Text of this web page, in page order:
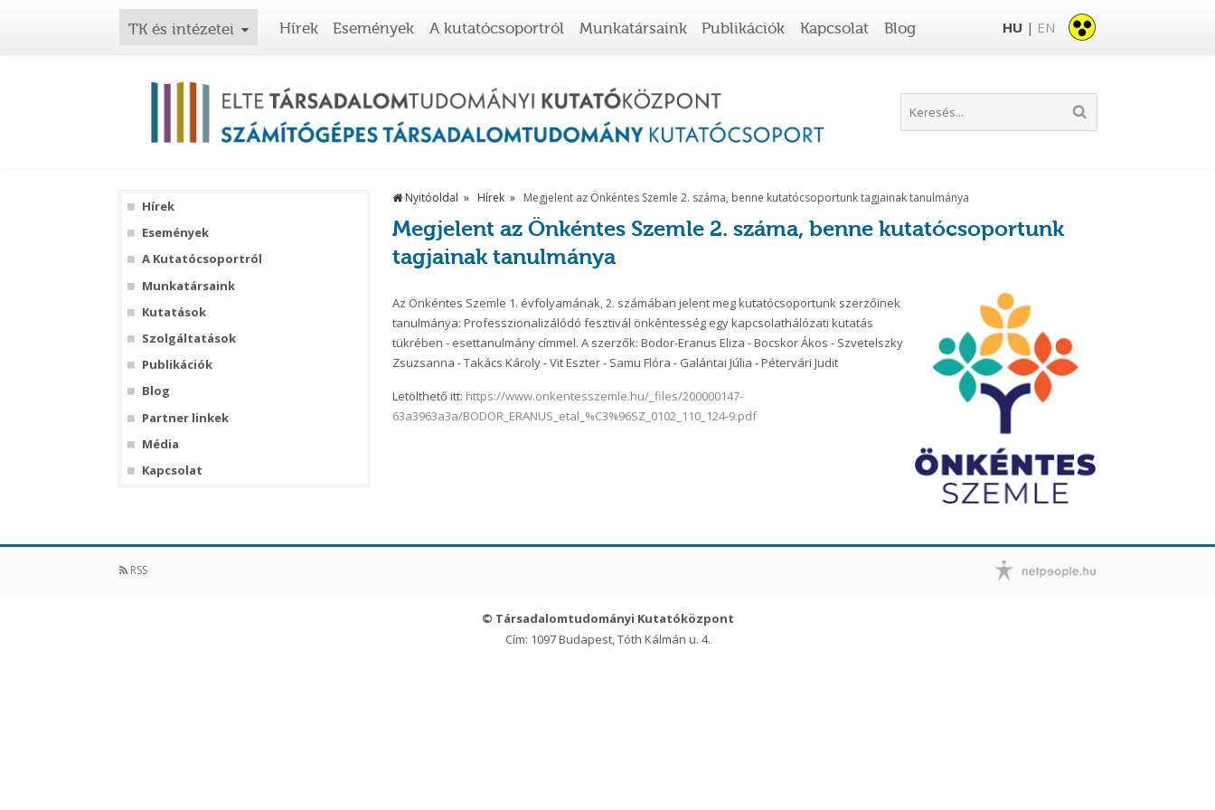
TK és intézetei Hírek Események A kutatócsoportról Munkatársaink Publikációk Kapcsolat Blog HU | EN
Hírek
Események
A Kutatócsoportról
Munkatársaink
Kutatások
Szolgáltatások
Publikációk
Blog
Partner linkek
Média
Kapcsolat
Nyitóoldal Hírek Megjelent az Önkéntes Szemle 2. száma, benne kutatócsoportunk tagjainak tanulmánya
Megjelent az Önkéntes Szemle 2. száma, benne kutatócsoportunk
tagjainak tanulmánya
Az Önkéntes Szemle 1. évfolyamának, 2. számában jelent meg kutatócsoportunk szerzőinek
tanulmánya: Professzionalizálódó fesztivál önkéntesség egy kapcsolathálózati kutatás
tükrében - esettanulmány címmel. A szerzők: Bodor-Eranus Eliza - Bocskor Ákos - Szvetelszky
Zsuzsanna - Takács Károly - Vit Eszter - Samu Flóra - Galántai Júlia - Pétervári Judit
Letölthető itt: https://www.onkentesszemle.hu/_files/200000147-
63a3963a3a/BODOR_ERANUS_etal_%C3%96SZ_0102_110_124-9.pdf
RSS
© Társadalomtudományi Kutatóközpont
Cím: 1097 Budapest, Tóth Kálmán u. 4.